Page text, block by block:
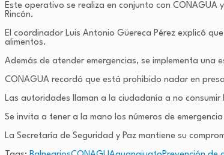
Este operativo se realiza en conjunto con CONAGUA
Rincón.
El coordinador Luis Antonio Güereca Pérez explicó
alimentos.
Además de atender emergencias, se implementa
CONAGUA recordó que está prohibido nadar en
Las autoridades llaman a la ciudadanía a no
Se invita a tener a la mano los números de
La Secretaría de Seguridad y Paz mantiene su